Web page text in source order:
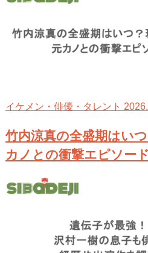
イケメン・俳優・タレント
竹内涼真の全盛期はい
カノとの衝撃エピソー